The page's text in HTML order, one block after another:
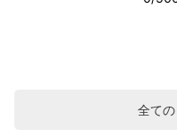
全て